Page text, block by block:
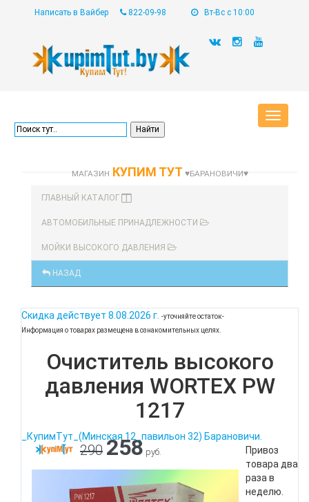
Написать в Вайбер 822-09-98 Вт-Вс с 10:00
Toggle
МАГАЗИН КУПИМ ТУТ ♥БАРАНОВИЧИ♥
ГЛАВНЫЙ КАТАЛОГ
АВТОМОБИЛЬНЫЕ ПРИНАДЛЕЖНОСТИ
МОЙКИ ВЫСОКОГО ДАВЛЕНИЯ
НАЗАД
Скидка действует 8.08.2026 г. -уточняйте остаток-
Информация о товарах размещена в ознакомительных целях.
Очиститель высокого
давления WORTEX PW
1217
_КупимТут_(Минская 12_павильон 32) Барановичи.
290 258 руб.
Привоз
товара два
раза в
неделю.